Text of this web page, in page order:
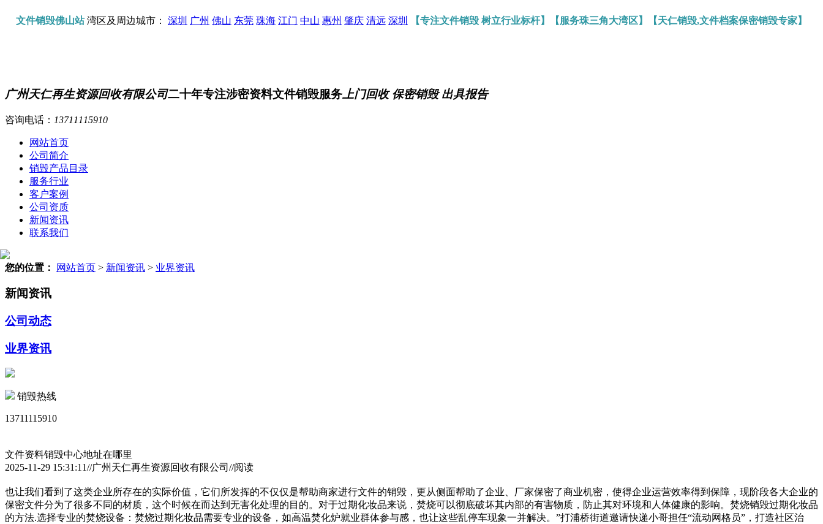
文件销毁佛山站湾区及周边城市： 深圳 广州 佛山 东莞 珠海 江门 中山 惠州 肇庆 清远 深圳 【专注文件销毁 树立行业标杆】【服务珠三角大湾区】【天仁销毁,文件档案保密销毁专家】
广州天仁再生资源回收有限公司二十年专注涉密资料文件销毁服务 上门回收 保密销毁 出具报告
咨询电话： 13711115910
网站首页
公司简介
销毁产品目录
服务行业
客户案例
公司资质
新闻资讯
联系我们
您的位置： 网站首页 > 新闻资讯 > 业界资讯
新闻资讯
公司动态
业界资讯
销毁热线
13711115910
文件资料销毁中心地址在哪里
2025-11-29 15:31:11//广州天仁再生资源回收有限公司//阅读
也让我们看到了这类企业所存在的实际价值，它们所发挥的不仅仅是帮助商家进行文件的销毁，更从侧面帮助了企业、厂家保密了商业机密，使得企业运营效率得到保障，现阶段各大企业的
保密文件分为了很多不同的材质，这个时候在而达到无害化处理的目的。对于过期化妆品来说，焚烧可以彻底破坏其内部的有害物质，防止其对环境和人体健康的影响。焚烧销毁过期化妆品
的方法.选择专业的焚烧设备：焚烧过期化妆品需要专业的设备，如高温焚化炉就业群体参与感，也让这些乱停车现象一并解决。”打浦桥街道邀请快递小哥担任“流动网格员”，打造社区治